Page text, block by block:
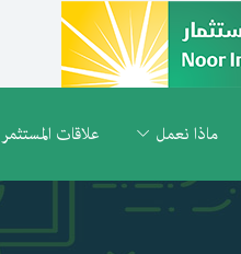
ماذا نعمل علاقات المستثمر